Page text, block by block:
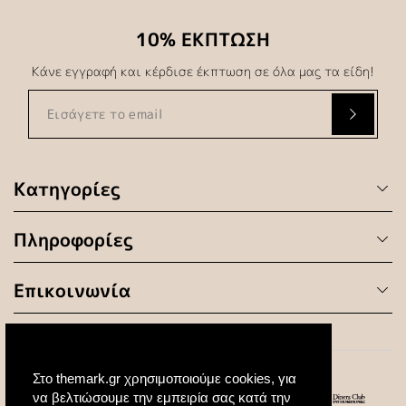
Στο themark.gr χρησιμοποιούμε cookies, για
να βελτιώσουμε την εμπειρία σας κατά την
Κατηγορίες
Πληροφορίες
Επικοινωνία
10% ΕΚΠΤΩΣΗ
Κάνε εγγραφή και κέρδισε έκπτωση σε όλα μας τα είδη!